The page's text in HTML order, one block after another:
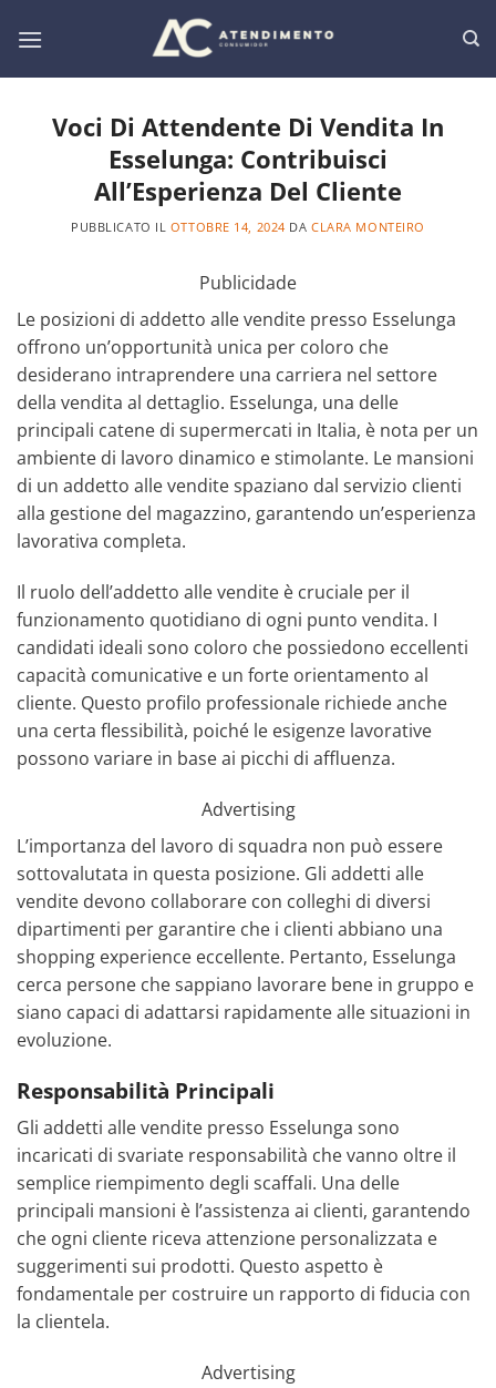
Voci Di Attendente Di Vendita In
Esselunga: Contribuisci
All’Esperienza Del Cliente
PUBBLICATO IL OTTOBRE 14, 2024 DACLARA MONTEIRO
Publicidade
Le posizioni di addetto alle vendite presso Esselunga
offrono un’opportunità unica per coloro che
desiderano intraprendere una carriera nel settore
della vendita al dettaglio. Esselunga, una delle
principali catene di supermercati in Italia, è nota per un
ambiente di lavoro dinamico e stimolante. Le mansioni
di un addetto alle vendite spaziano dal servizio clienti
alla gestione del magazzino, garantendo un’esperienza
lavorativa completa.
Il ruolo dell’addetto alle vendite è cruciale per il
funzionamento quotidiano di ogni punto vendita. I
candidati ideali sono coloro che possiedono eccellenti
capacità comunicative e un forte orientamento al
cliente. Questo profilo professionale richiede anche
una certa flessibilità, poiché le esigenze lavorative
possono variare in base ai picchi di affluenza.
Advertising
L’importanza del lavoro di squadra non può essere
sottovalutata in questa posizione. Gli addetti alle
vendite devono collaborare con colleghi di diversi
dipartimenti per garantire che i clienti abbiano una
shopping experience eccellente. Pertanto, Esselunga
cerca persone che sappiano lavorare bene in gruppo e
siano capaci di adattarsi rapidamente alle situazioni in
evoluzione.
Responsabilità Principali
Gli addetti alle vendite presso Esselunga sono
incaricati di svariate responsabilità che vanno oltre il
semplice riempimento degli scaffali. Una delle
principali mansioni è l’assistenza ai clienti, garantendo
che ogni cliente riceva attenzione personalizzata e
suggerimenti sui prodotti. Questo aspetto è
fondamentale per costruire un rapporto di fiducia con
la clientela.
Advertising